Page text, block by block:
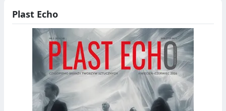
Plast Echo